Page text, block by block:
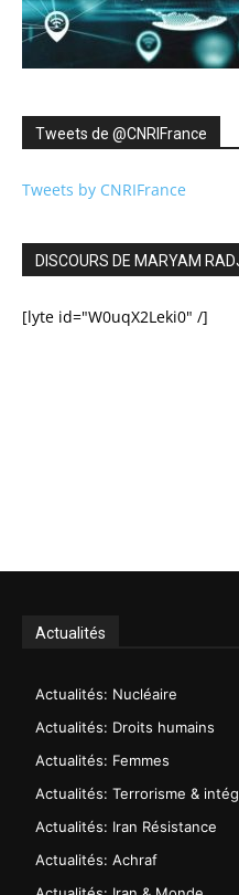
Tweets de ‎@CNRIFrance
Tweets by CNRIFrance
DISCOURS DE MARYAM
[lyte id="W0uqX2Leki0" /]
Actualités
Actualités: Nucléaire
Actualités: Droits humains
Actualités: Femmes
Actualités: Terrorisme &
Actualités: Iran Résistance
Actualités: Achraf